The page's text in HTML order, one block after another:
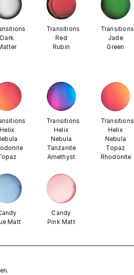
Dark
Transitions
Red
Rubin
Transitions
Jade
Green
Helix
Transitions
Helix
Nebula
Tanzanite
Amethyst
Transitions
Helix
Nebula
Topaz
Rhodonite
Matt
Candy
Pink Matt